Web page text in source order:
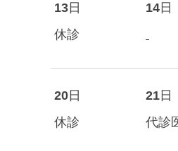
13 日
休診
14 日
20 日
休診
21 日
代診